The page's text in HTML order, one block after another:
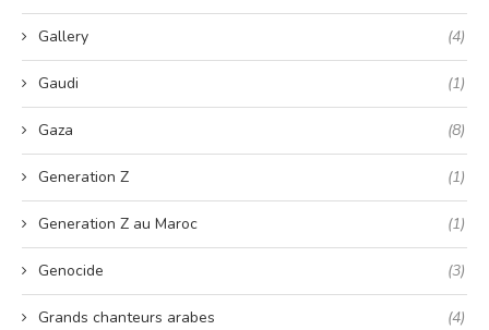
Gallery (4)
Gaudi (1)
Gaza (8)
Generation Z (1)
Generation Z au Maroc (1)
Genocide (3)
Grands chanteurs arabes (4)